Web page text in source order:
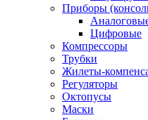
Приборы
Цифровые
Компрессоры
Трубки
Жилеты-
Регуляторы
Октопусы
Маски